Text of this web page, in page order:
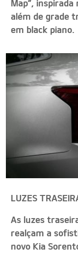
Map”,
além de grade
em black piano.
LUZES
As luzes
realçam a
novo Kia